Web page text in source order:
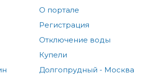
О портале
Регистрация
Отключение воды
Купели
Долгопрудный - Москва